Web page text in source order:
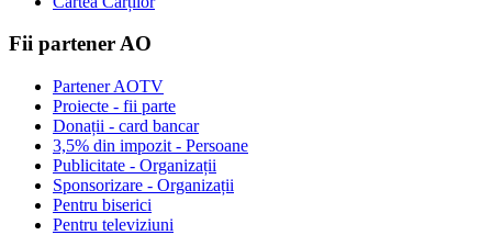
Fii partener AO
Partener AOTV
Proiecte - fii parte
Donații - card bancar
3,5% din impozit - Persoane
Publicitate - Organizații
Sponsorizare - Organizații
Pentru biserici
Pentru televiziuni